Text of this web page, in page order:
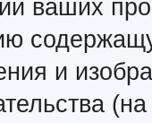
ваших
и